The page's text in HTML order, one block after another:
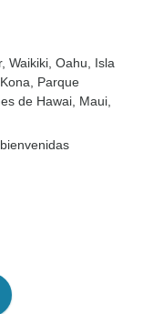
, Waikiki , Oahu , Isla
, Parque
de Hawai , Maui